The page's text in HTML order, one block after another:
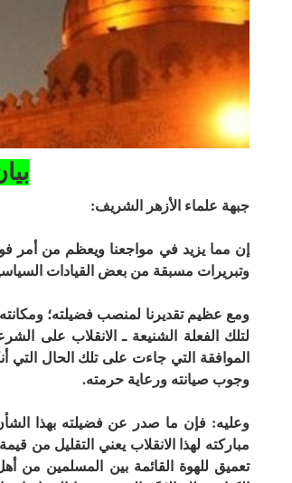
جبهة علماء الأزهر الشريف:
إن مما يزيد في مواجعنا ويعظم من أمر
وتبريرات مسبقة من بعض القيادات السياسية
ومع عظيم تقديرنا لمنصب فضيلته؛
لتلك الفعلة الشنيعة ـ الانقلاب على
الموافقة التي جاءت على تلك الحال التي
وجوب صيانته ورعاية حرمته.
وعليه: فإن ما صدر عن فضيلته بهذا
مباركته لهذا الانقلاب يعني التقليل من
تعميق للهوة القائمة بين المسلمين من